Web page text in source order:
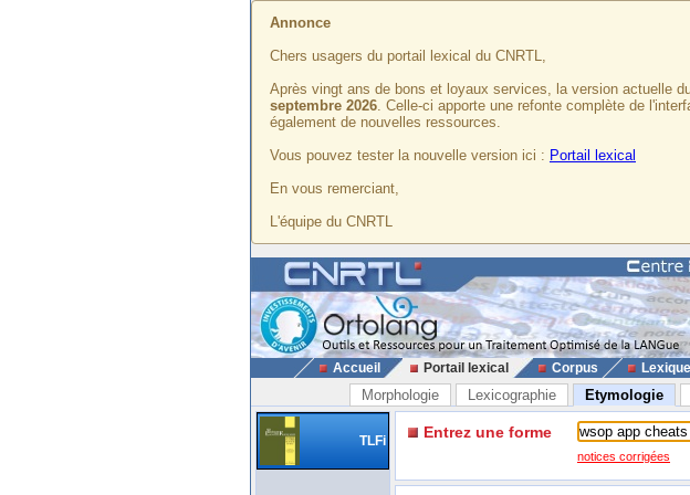
Annonce
Chers usagers du portail lexical du CNRTL,
Après vingt ans de bons et loyaux services, la version actuelle
septembre 2026. Celle-ci apporte une refonte complète de
également de nouvelles ressources.
Vous pouvez tester la nouvelle version ici : Portail lexical
En vous remerciant,
L'équipe du CNRTL
Accueil Portail lexical Corpus
Morphologie Lexicographie Etymologie
TLFi Entrez une forme
notices corrigées